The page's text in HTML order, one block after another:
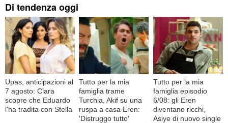
Di tendenza oggi
Upas, anticipazioni al
7 agosto: Clara
scopre che Eduardo
l'ha tradita con Stella
Tutto per la mia
famiglia trame
Turchia, Akif su una
ruspa a casa Eren:
'Distruggo tutto'
Tutto per la mia
famiglia episodio
6/08: gli Eren
diventano ricchi,
Asiye di nuovo single